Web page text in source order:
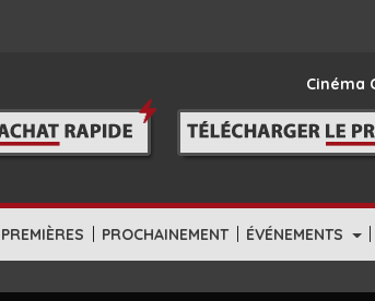
| PROCHAINEMENT | ÉVÉNEMENTS |
Cinéma